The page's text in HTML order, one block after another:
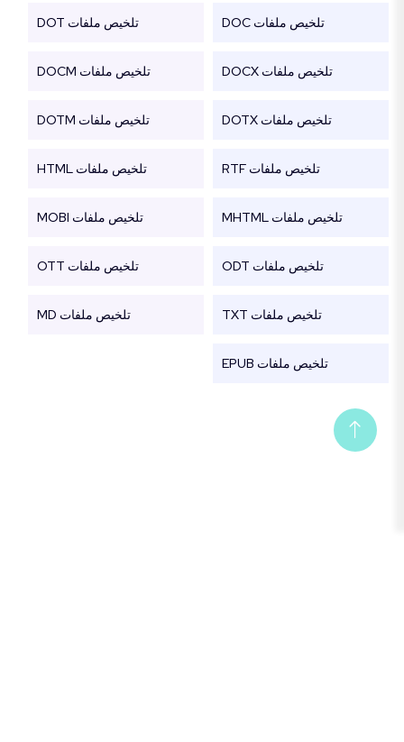
تلخيص ملفات DOC تلخيص ملفات DOT
تلخيص ملفات DOCX تلخيص ملفات DOCM
تلخيص ملفات DOTX تلخيص ملفات DOTM
تلخيص ملفات RTF تلخيص ملفات HTML
تلخيص ملفات MHTML تلخيص ملفات MOBI
تلخيص ملفات ODT تلخيص ملفات OTT
تلخيص ملفات TXT تلخيص ملفات MD
تلخيص ملفات EPUB